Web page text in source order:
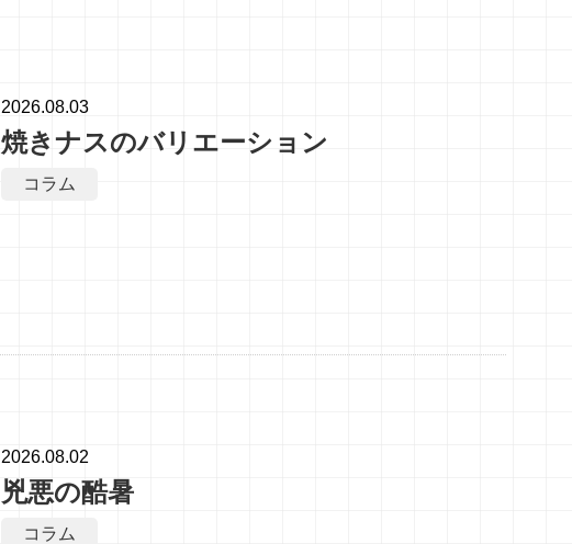
2026.08.03
焼きナスのバリエーション
コラム
2026.08.02
兇悪の酷暑
コラム